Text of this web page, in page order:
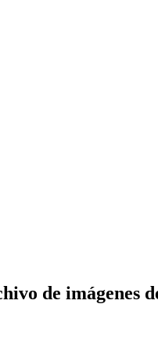
de imágenes